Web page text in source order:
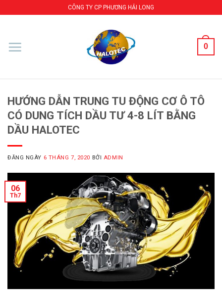
to
CÔNG TY CP PHƯƠNG HẢI LONG
0
HƯỚNG DẪN TRUNG TU ĐỘNG CƠ Ô TÔ
CÓ DUNG TÍCH DẦU TƯ 4-8 LÍT BẰNG
DẦU HALOTEC
ĐĂNG NGÀY 6 THÁNG 7, 2020 BỞI ADMIN
06
Th7